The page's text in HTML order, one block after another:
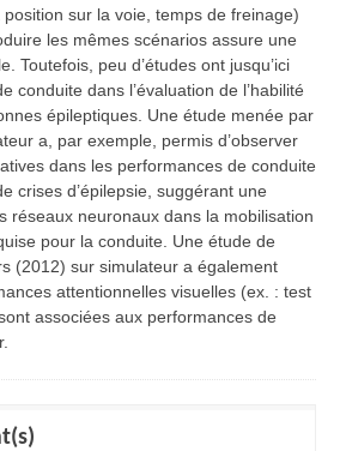
sur la voie, temps de freinage)
les mêmes scénarios assure une
Toutefois, peu d’études ont jusqu’ici
conduite dans l’évaluation de l’habilité
épileptiques. Une étude menée par
a, par exemple, permis d’observer
dans les performances de conduite
crises d’épilepsie, suggérant une
réseaux neuronaux dans la mobilisation
pour la conduite. Une étude de
(2012) sur simulateur a également
attentionnelles visuelles (ex. : test
associées aux performances de